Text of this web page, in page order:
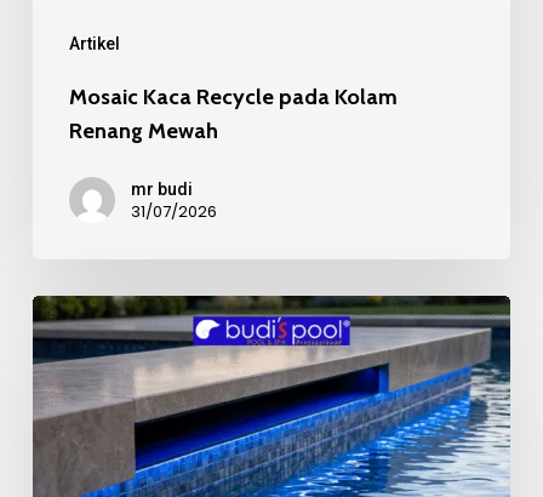
Artikel
Mosaic Kaca Recycle pada Kolam
Renang Mewah
mr budi
31/07/2026
Kualitas
Material
Mosaic
Kolam
Renang